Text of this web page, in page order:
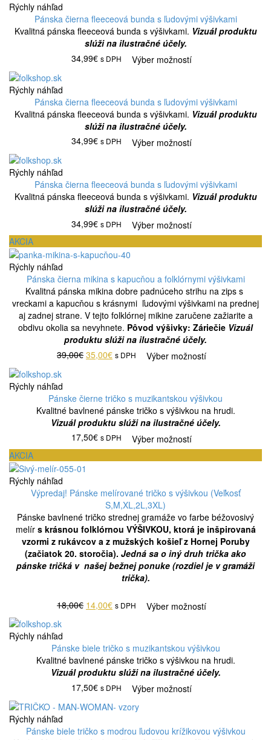
Rýchly náhľad
Pánska čierna fleeceová bunda s ľudovými výšivkami
Kvalitná pánska fleeceová bunda s výšivkami. Vizuál produktu
slúži na ilustračné účely.
34,99€ s DPH Výber možností
Rýchly náhľad
Pánska čierna fleeceová bunda s ľudovými výšivkami
Kvalitná pánska fleeceová bunda s výšivkami. Vizuál produktu
slúži na ilustračné účely.
34,99€ s DPH Výber možností
Rýchly náhľad
Pánska čierna fleeceová bunda s ľudovými výšivkami
Kvalitná pánska fleeceová bunda s výšivkami. Vizuál produktu
slúži na ilustračné účely.
34,99€ s DPH
Výber možností
AKCIA
Rýchly náhľad
Pánska čierna mikina s kapucňou a folklórnymi výšivkami
Kvalitná pánska mikina dobre padnúceho strihu na zips s
vreckami a kapucňou s krásnymi ľudovými výšivkami na prednej
aj zadnej strane. V tejto folklórnej mikine zaručene zažiarite a
obdivu okolia sa nevyhnete. Pôvod výšivky: Záriečie Vizuál
produktu slúži na ilustračné účely.
39,00€ 35,00€ s DPH Výber možností
Rýchly náhľad
Pánske čierne tričko s muzikantskou výšivkou
Kvalitné bavlnené pánske tričko s výšivkou na hrudi.
Vizuál produktu slúži na ilustračné účely.
17,50€ s DPH
Výber možností
AKCIA
Rýchly náhľad
Výpredaj! Pánske melírované tričko s výšivkou (Veľkosť
S,M,XL,2L,3XL)
Pánske bavlnené tričko strednej gramáže vo farbe béžovosivý
melír s krásnou folklórnou VÝŠIVKOU, ktorá je inšpirovaná
vzormi z rukávcov a z mužských košieľ z Hornej Poruby
(začiatok 20. storočia). Jedná sa o iný druh trička ako
pánske tričká v našej bežnej ponuke (rozdiel je v gramáži
trička).
18,00€ 14,00€ s DPH Výber možností
Rýchly náhľad
Pánske biele tričko s muzikantskou výšivkou
Kvalitné bavlnené pánske tričko s výšivkou na hrudi.
Vizuál produktu slúži na ilustračné účely.
17,50€ s DPH Výber možností
Rýchly náhľad
Pánske biele tričko s modrou ľudovou krížikovou výšivkou